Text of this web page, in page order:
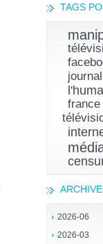
TAGS
france
2026-06
2026-03